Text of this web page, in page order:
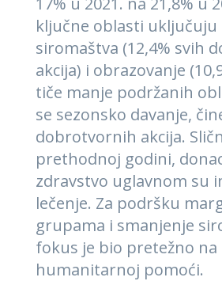
ključne oblasti uključuju
siromaštva (12,4% svih
akcija) i obrazovanje
tiče manje podržanih
se sezonsko davanje,
dobrotvornih akcija.
prethodnoj godini,
zdravstvo uglavnom su
lečenje. Za podršku
grupama i smanjenje
fokus je bio pretežno na
humanitarnoj pomoći.